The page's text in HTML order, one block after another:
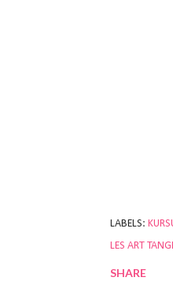
LABELS:
LES ART
SHARE